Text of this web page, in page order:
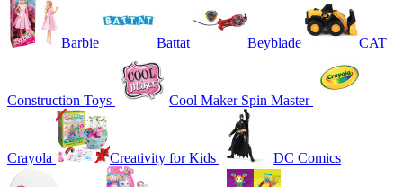
Barbie Battat Beyblade CAT
Construction Toys Cool Maker Spin Master
Crayola Creativity for Kids DC Comics